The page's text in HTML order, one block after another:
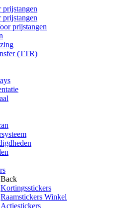
prijstangen
prijstangen
prijstangen
(TTR)
Back
Kortingsstickers
Raamstickers Winkel
Actiestickers